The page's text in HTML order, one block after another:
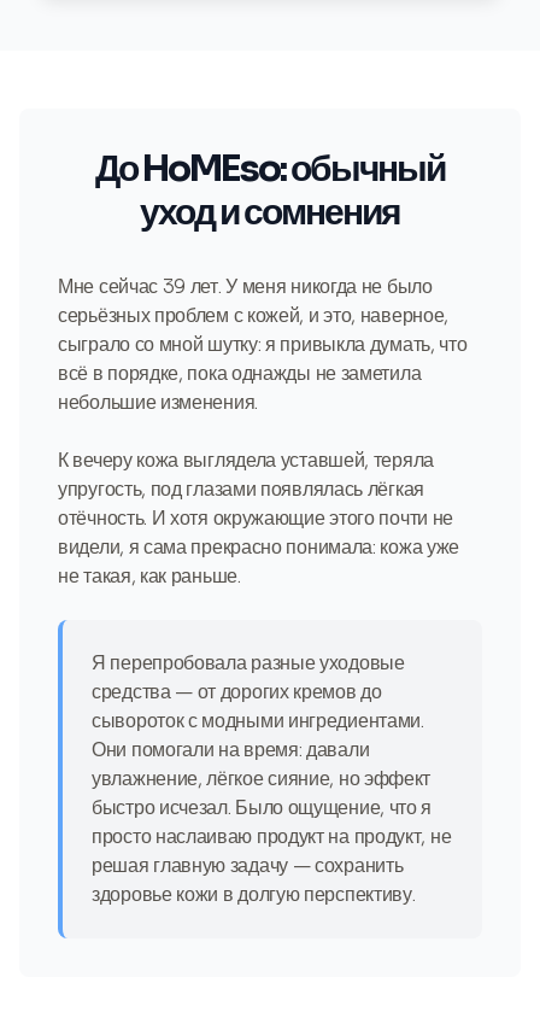
До HoMEso: обычный
уход и сомнения
Мне сейчас 39 лет. У меня никогда не было
серьёзных проблем с кожей, и это, наверное,
сыграло со мной шутку: я привыкла думать, что
всё в порядке, пока однажды не заметила
небольшие изменения.
К вечеру кожа выглядела уставшей, теряла
упругость, под глазами появлялась лёгкая
отёчность. И хотя окружающие этого почти не
видели, я сама прекрасно понимала: кожа уже
не такая, как раньше.
Я перепробовала разные уходовые
средства — от дорогих кремов до
сывороток с модными ингредиентами.
Они помогали на время: давали
увлажнение, лёгкое сияние, но эффект
быстро исчезал. Было ощущение, что я
просто наслаиваю продукт на продукт, не
решая главную задачу — сохранить
здоровье кожи в долгую перспективу.